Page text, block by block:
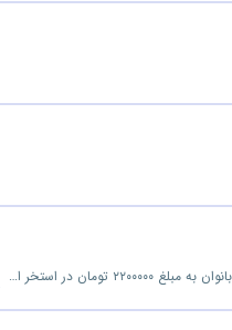
کارت طلایی مشترک بانوان و آقایان ۱۰ جلسه است. همچنین کارت طلایی ده جلسه فقط مخصوص بانوان به مبلغ ۲۲۰۰۰۰۰ تومان در استخر ارائه می شود. (مدت اعتبار ۶۰ روز)